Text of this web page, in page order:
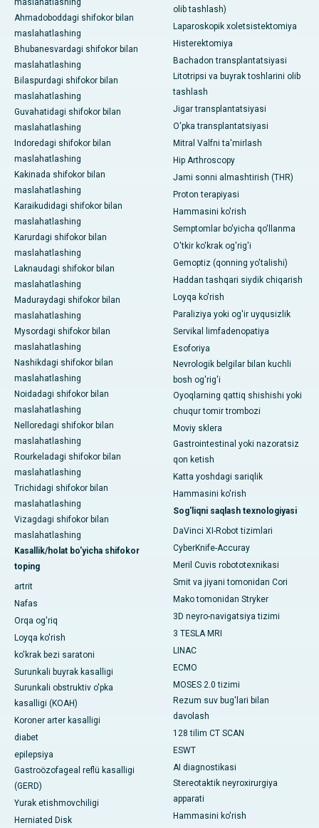
maslahatlashing
Ahmadoboddagi shifokor bilan
maslahatlashing
Bhubanesvardagi shifokor bilan
maslahatlashing
Bilaspurdagi shifokor bilan
maslahatlashing
Guvahatidagi shifokor bilan
maslahatlashing
Indoredagi shifokor bilan
maslahatlashing
Kakinada shifokor bilan
maslahatlashing
Karaikudidagi shifokor bilan
maslahatlashing
Karurdagi shifokor bilan
maslahatlashing
Laknaudagi shifokor bilan
maslahatlashing
Maduraydagi shifokor bilan
maslahatlashing
Mysordagi shifokor bilan
maslahatlashing
Nashikdagi shifokor bilan
maslahatlashing
Noidadagi shifokor bilan
maslahatlashing
Nelloredagi shifokor bilan
maslahatlashing
Rourkeladagi shifokor bilan
maslahatlashing
Trichidagi shifokor bilan
maslahatlashing
Vizagdagi shifokor bilan
maslahatlashing
Kasallik/holat bo'yicha shifokor
toping
artrit
Nafas
Orqa og'riq
Loyqa ko'rish
ko'krak bezi saratoni
Surunkali buyrak kasalligi
Surunkali obstruktiv o'pka
kasalligi (KOAH)
Koroner arter kasalligi
diabet
epilepsiya
Gastroözofageal reflü kasalligi
(GERD)
Yurak etishmovchiligi
Herniated Disk
olib tashlash)
Laparoskopik xoletsistektomiya
Histerektomiya
Bachadon transplantatsiyasi
Litotripsi va buyrak toshlarini olib
tashlash
Jigar transplantatsiyasi
O'pka transplantatsiyasi
Mitral Valfni ta'mirlash
Hip Arthroscopy
Jami sonni almashtirish (THR)
Proton terapiyasi
Hammasini ko'rish
Semptomlar bo'yicha qo'llanma
O'tkir ko'krak og'rig'i
Gemoptiz (qonning yo'talishi)
Haddan tashqari siydik chiqarish
Loyqa ko'rish
Paraliziya yoki og'ir uyqusizlik
Servikal limfadenopatiya
Esoforiya
Nevrologik belgilar bilan kuchli
bosh og'rig'i
Oyoqlarning qattiq shishishi yoki
chuqur tomir trombozi
Moviy sklera
Gastrointestinal yoki nazoratsiz
qon ketish
Katta yoshdagi sariqlik
Hammasini ko'rish
Sog'liqni saqlash texnologiyasi
DaVinci XI-Robot tizimlari
CyberKnife-Accuray
Meril Cuvis robototexnikasi
Smit va jiyani tomonidan Cori
Mako tomonidan Stryker
3D neyro-navigatsiya tizimi
3 TESLA MRI
LINAC
ECMO
MOSES 2.0 tizimi
Rezum suv bug'lari bilan
davolash
128 tilim CT SCAN
ESWT
AI diagnostikasi
Stereotaktik neyroxirurgiya
apparati
Hammasini ko'rish